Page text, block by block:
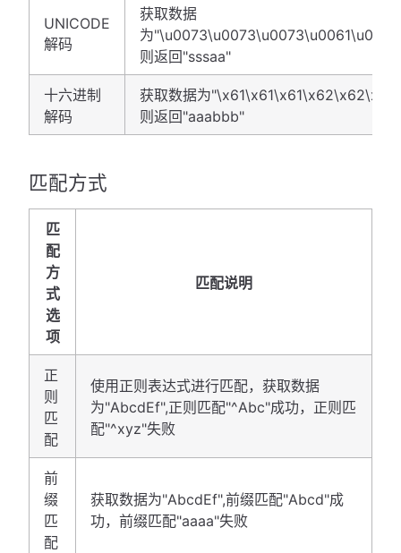
UNICODE
解码
获取数据
为
则返回"sssaa"
十六进制
解码
获取数据为
则返回"aaabbb"
匹配方式
匹
配
方
式
选
项
匹配说明
正
则
匹
配
使用正则表达式进行匹配，获取数据
为"AbcdEf",正则匹配"^Abc"成功，正则匹
配"^xyz"失败
前
缀
匹
配
获取数据为"AbcdEf",前缀匹配"Abcd"成
功，前缀匹配"aaaa"失败